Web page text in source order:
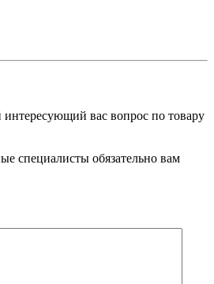
вас вопрос по товару
специалисты обязательно вам